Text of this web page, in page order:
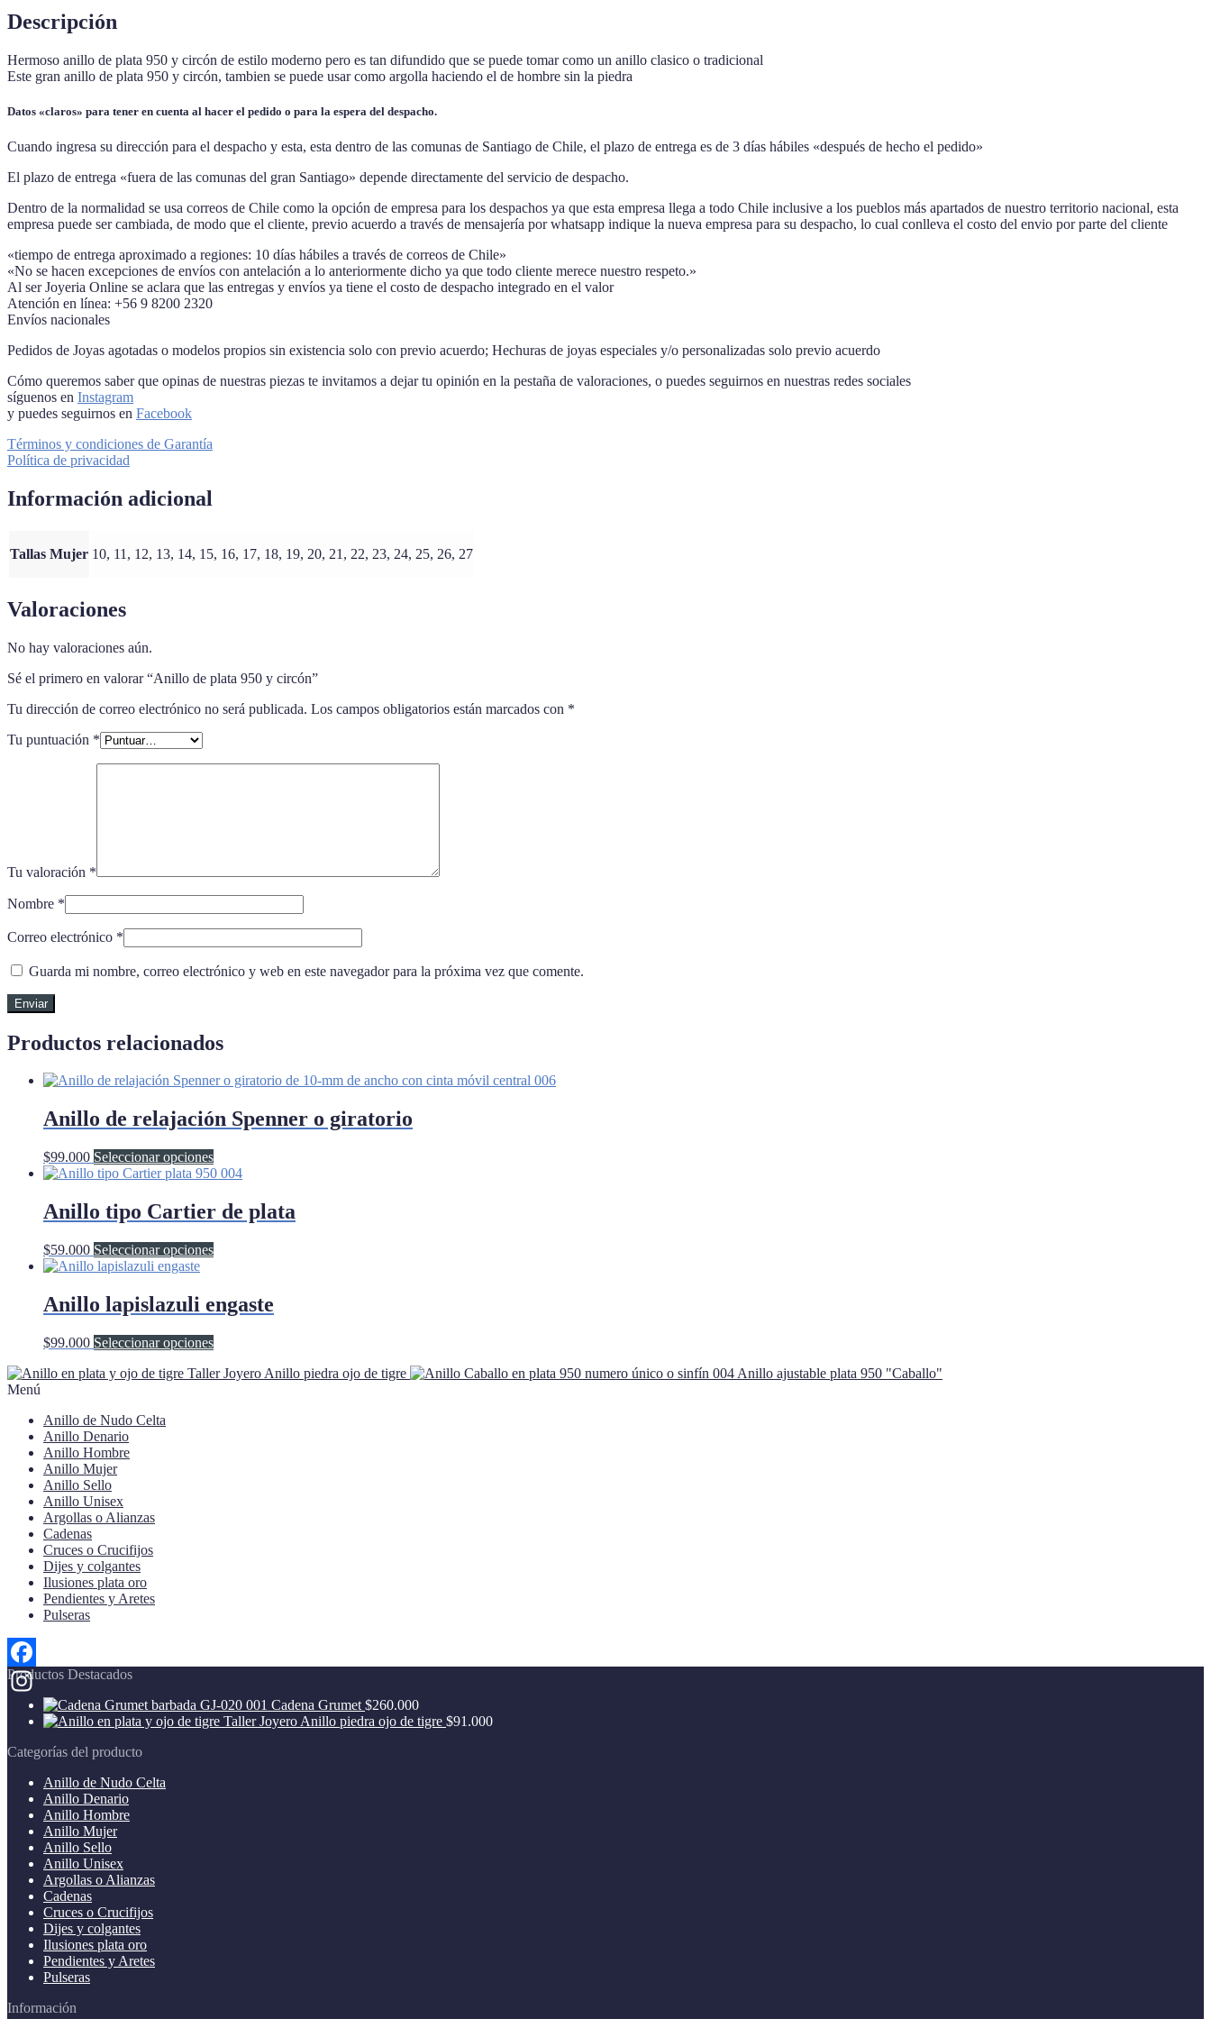
Descripción
Hermoso anillo de plata 950 y circón de estilo moderno pero es tan difundido que se puede tomar como un anillo clasico o tradicional
Este gran anillo de plata 950 y circón, tambien se puede usar como argolla haciendo el de hombre sin la piedra
Datos «claros» para tener en cuenta al hacer el pedido o para la espera del despacho.
Cuando ingresa su dirección para el despacho y esta, esta dentro de las comunas de Santiago de Chile, el plazo de entrega es de 3 días hábiles «después de hecho el pedido»
El plazo de entrega «fuera de las comunas del gran Santiago» depende directamente del servicio de despacho.
Dentro de la normalidad se usa correos de Chile como la opción de empresa para los despachos ya que esta empresa llega a todo Chile inclusive a los pueblos más apartados de nuestro territorio nacional, esta
empresa puede ser cambiada, de modo que el cliente, previo acuerdo a través de mensajería por whatsapp indique la nueva empresa para su despacho, lo cual conlleva el costo del envio por parte del cliente
«tiempo de entrega aproximado a regiones: 10 días hábiles a través de correos de Chile»
«No se hacen excepciones de envíos con antelación a lo anteriormente dicho ya que todo cliente merece nuestro respeto.»
Al ser Joyeria Online se aclara que las entregas y envíos ya tiene el costo de despacho integrado en el valor
Atención en línea: +56 9 8200 2320
Envíos nacionales
Pedidos de Joyas agotadas o modelos propios sin existencia solo con previo acuerdo; Hechuras de joyas especiales y/o personalizadas solo previo acuerdo
Cómo queremos saber que opinas de nuestras piezas te invitamos a dejar tu opinión en la pestaña de valoraciones, o puedes seguirnos en nuestras redes sociales
síguenos en Instagram
y puedes seguirnos en Facebook
Términos y condiciones de Garantía
Política de privacidad
Información adicional
Tallas Mujer 10, 11, 12, 13, 14, 15, 16, 17, 18, 19, 20, 21, 22, 23, 24, 25, 26, 27
Valoraciones
No hay valoraciones aún.
Sé el primero en valorar “Anillo de plata 950 y circón”
Tu dirección de correo electrónico no será publicada. Los campos obligatorios están marcados con *
Tu puntuación *
Tu valoración *
Nombre *
Correo electrónico *
Guarda mi nombre, correo electrónico y web en este navegador para la próxima vez que comente.
Productos relacionados
Anillo de relajación Spenner o giratorio
$99.000 Seleccionar opcionesEste
producto
múltiples
variantes.
opciones
elegir
en
la
página
de
producto
Anillo tipo Cartier de plata
$59.000 Seleccionar opcionesEste
múltiples
variantes.
opciones
pueden
Anillo lapislazuli engaste
$99.000 Seleccionar opcionesEste
tiene
Anillo piedra ojo de tigre
Anillo ajustable plata 950 "Caballo"
Menú
Anillo de Nudo Celta
Anillo Denario
Anillo Hombre
Anillo Mujer
Anillo Sello
Anillo Unisex
Argollas o Alianzas
Cadenas
Cruces o Crucifijos
Dijes y colgantes
Ilusiones plata oro
Pendientes y Aretes
Pulseras
Facebook
Instagram
Productos Destacados
Cadena Grumet $260.000
Anillo piedra ojo de tigre $91.000
Categorías del producto
Anillo de Nudo Celta
Anillo Denario
Anillo Hombre
Anillo Mujer
Anillo Sello
Anillo Unisex
Argollas o Alianzas
Cadenas
Cruces o Crucifijos
Dijes y colgantes
Ilusiones plata oro
Pendientes y Aretes
Pulseras
Información